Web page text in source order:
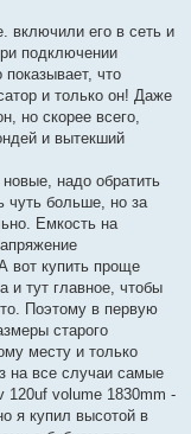
включили его в сеть и
подключении
показывает, что
и только он! Даже
но скорее всего,
и вытекший
надо обратить
чуть больше, но за
Емкость на
вот купить проще
и тут главное, чтобы
Поэтому в первую
старого
месту и только
на все случаи самые
120uf volume 1830mm -
я купил высотой в